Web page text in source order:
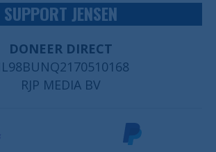
SUPPORT JENSEN
DONEER DIRECT
RJP MEDIA BV